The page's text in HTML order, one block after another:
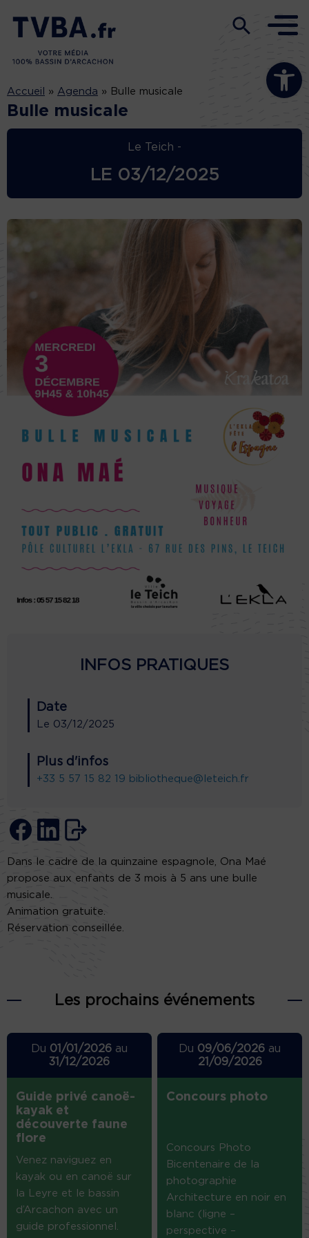
Ouvrir la
Accueil » Agenda » Bulle musicale
Bulle musicale
Le Teich -
LE 03/12/2025
INFOS PRATIQUES
Date
Le 03/12/2025
Plus d'infos
+33 5 57 15 82 19 bibliotheque@leteich.fr
Dans le cadre de la quinzaine espagnole, Ona Maé
propose aux enfants de 3 mois à 5 ans une bulle
musicale.
Animation gratuite.
Réservation conseillée.
Les prochains événements
Du 01/01/2026au
31/12/2026
Guide privé canoë-
kayak et
découverte faune
flore
Venez naviguez en
kayak ou en canoë sur
la Leyre et le bassin
d’Arcachon avec un
guide professionnel.
Du 09/06/2026 au
21/09/2026
Concours photo
Concours Photo
Bicentenaire de la
photographie
Architecture en noir en
blanc (ligne –
perspective –